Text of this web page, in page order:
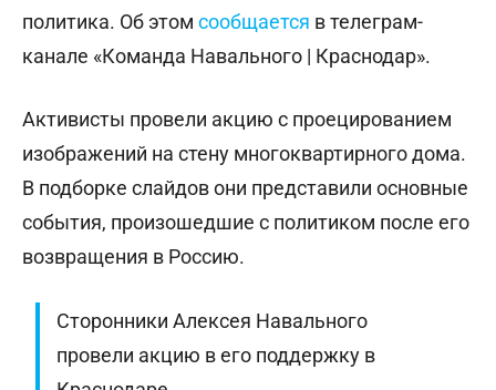
политика. Об этом сообщается в телеграм-
канале «Команда Навального | Краснодар».
Активисты провели акцию с проецированием
изображений на стену многоквартирного дома.
В подборке слайдов они представили основные
события, произошедшие с политиком после его
возвращения в Россию.
Сторонники Алексея Навального
провели акцию в его поддержку в